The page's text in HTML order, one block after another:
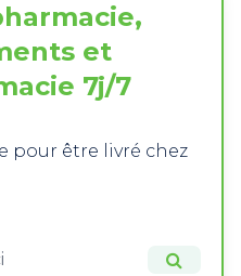
et
7j/7
pour être livré chez